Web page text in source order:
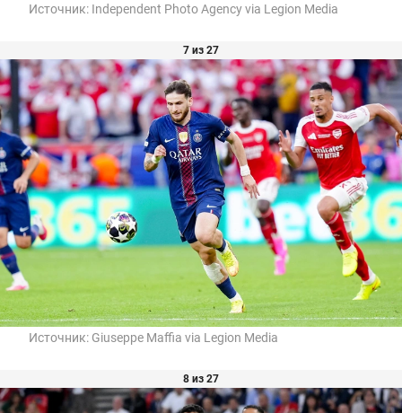
Источник: Independent Photo Agency via Legion Media
7 из 27
Источник: Giuseppe Maffia via Legion Media
8 из 27